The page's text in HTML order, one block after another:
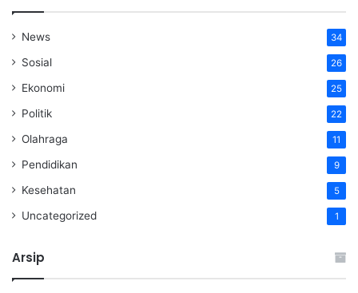
News 34
Sosial 26
Ekonomi 25
Politik 22
Olahraga 11
Pendidikan 9
Kesehatan 5
Uncategorized 1
Arsip